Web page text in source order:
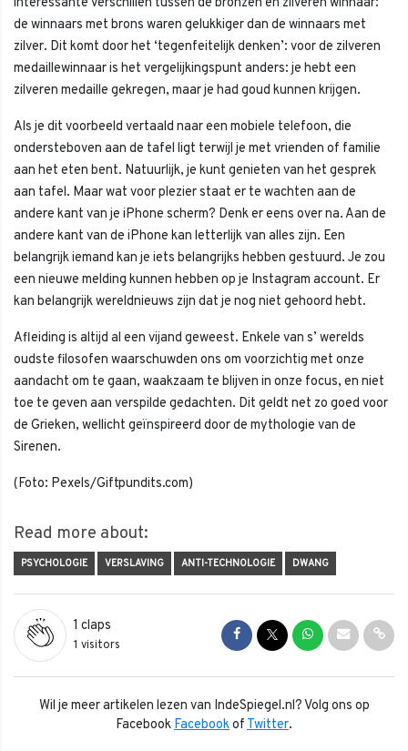
interessante verschillen tussen de bronzen en zilveren winnaar:
de winnaars met brons waren gelukkiger dan de winnaars met
zilver. Dit komt door het ‘tegenfeitelijk denken’: voor de zilveren
medaillewinnaar is het vergelijkingspunt anders: je hebt een
zilveren medaille gekregen, maar je had goud kunnen krijgen.
Als je dit voorbeeld vertaald naar een mobiele telefoon, die
ondersteboven aan de tafel ligt terwijl je met vrienden of familie
aan het eten bent. Natuurlijk, je kunt genieten van het gesprek
aan tafel. Maar wat voor plezier staat er te wachten aan de
andere kant van je iPhone scherm? Denk er eens over na. Aan de
andere kant van de iPhone kan letterlijk van alles zijn. Een
belangrijk iemand kan je iets belangrijks hebben gestuurd. Je zou
een nieuwe melding kunnen hebben op je Instagram account. Er
kan belangrijk wereldnieuws zijn dat je nog niet gehoord hebt.
Afleiding is altijd al een vijand geweest. Enkele van s’ werelds
oudste filosofen waarschuwden ons om voorzichtig met onze
aandacht om te gaan, waakzaam te blijven in onze focus, en niet
toe te geven aan verspilde gedachten. Dit geldt net zo goed voor
de Grieken, wellicht geïnspireerd door de mythologie van de
Sirenen.
(Foto: Pexels/Giftpundits.com)
Read more about:
PSYCHOLOGIE VERSLAVING ANTI-TECHNOLOGIE DWANG
1 claps
1 visitors
Share on Facebook
Share on Twitter
Share onShare via
Wil je meer artikelen lezen van IndeSpiegel.nl? Volg ons op
FacebookFacebookofTwitter.